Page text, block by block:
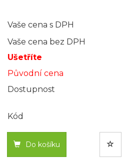
Vaše cena s DPH
Vaše cena bez DPH
Ušetříte
Původní cena
Dostupnost
Kód
Do košíku